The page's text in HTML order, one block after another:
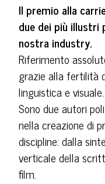
Il premio alla
due dei più
nostra industry.
Riferimento
grazie alla fertilità
linguistica e visuale.
Sono due autori
nella creazione di
discipline: dalla
verticale della
film.